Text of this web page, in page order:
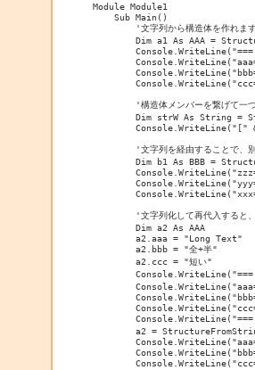
Module Module1
    Sub Main()
'文字列から構造体を作れます
Dim a1 As AAA =
Console.WriteLine("===
'構造体メンバーを繋げて一つ
Dim strW As String =
Console.WriteLine("["
'文字列を経由することで、
Dim b1 As BBB =
'文字列化して再代入すると、
        Dim a2 As AAA
        a2.aaa = "Long Text"
        a2.bbb = "全+半"
        a2.ccc = "短い"
Console.WriteLine("===
Console.WriteLine("===
a2 =